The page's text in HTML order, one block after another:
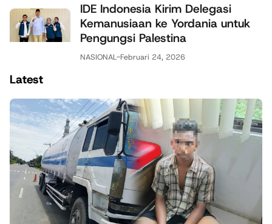
IDE Indonesia Kirim Delegasi
Kemanusiaan ke Yordania untuk
Pengungsi Palestina
NASIONAL-Februari 24, 2026
Latest